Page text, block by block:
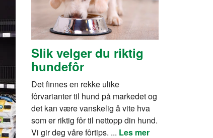
Slik velger du riktig
hundefôr
Det finnes en rekke ulike
fôrvarianter til hund på markedet og
det kan være vanskelig å vite hva
som er riktig fôr til nettopp din hund.
Vi gir deg våre fôrtips. ... Les mer